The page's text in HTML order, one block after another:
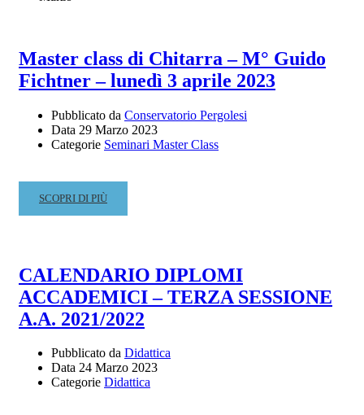
Master class di Chitarra – M° Guido
Fichtner – lunedì 3 aprile 2023
Pubblicato da Conservatorio Pergolesi
Data 29 Marzo 2023
Categorie Seminari Master Class
READ
MORE
DI
CHITARRA
–
M°
FICHTNER
LUNEDÌ
SCOPRI DI PIÙ
CALENDARIO DIPLOMI
ACCADEMICI – TERZA SESSIONE
A.A. 2021/2022
Pubblicato da Didattica
Data 24 Marzo 2023
Categorie Didattica